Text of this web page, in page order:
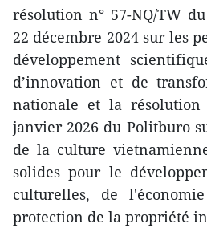
résolution n° 57-NQ/TW
22 décembre 2024 sur les
développement
d’innovation et de
nationale et la résolution
janvier 2026 du Politburo
de la culture
solides pour le
culturelles, de
protection de la propriété